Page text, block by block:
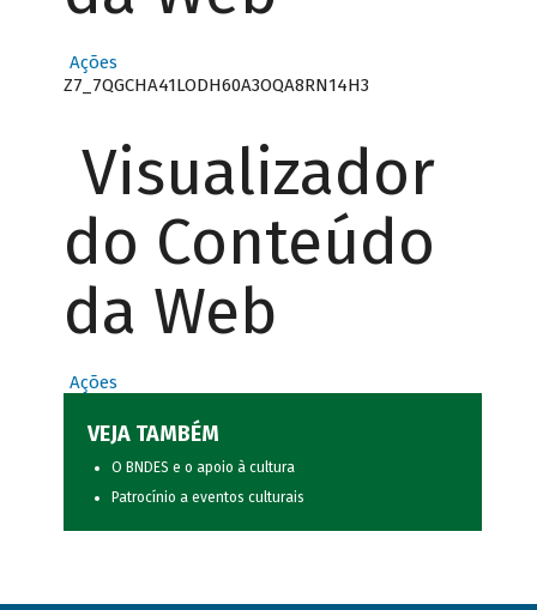
Ações
Z7_7QGCHA41LODH60A3OQA8RN14H3
Visualizador
do Conteúdo
da Web
Ações
VEJA TAMBÉM
O BNDES e o apoio à cultura
Patrocínio a eventos culturais